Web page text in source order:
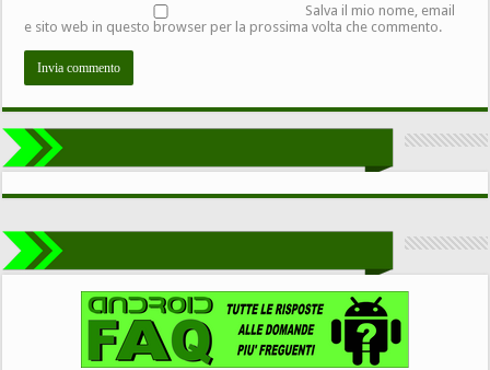
Salva il mio nome, email
e sito web in questo browser per la prossima volta che commento.